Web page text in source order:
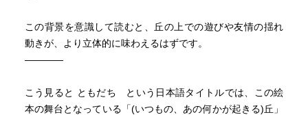
この背景を意識して読むと、丘の上での遊びや友情の揺れ
動きが、より立体的に味わえるはずです。
————
こう見ると ともだち という日本語タイトルでは、この絵
本の舞台となっている「(いつもの、あの何かが起きる)丘」